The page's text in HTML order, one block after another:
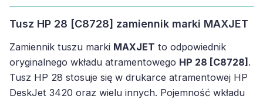
Tusz HP 28 [C8728] zamiennik marki MAXJET
Zamiennik tuszu marki MAXJET to odpowiednik
oryginalnego wkładu atramentowego HP 28 [C8728] .
Tusz HP 28 stosuje się w drukarce atramentowej HP
DeskJet 3420 oraz wielu innych. Pojemność wkładu